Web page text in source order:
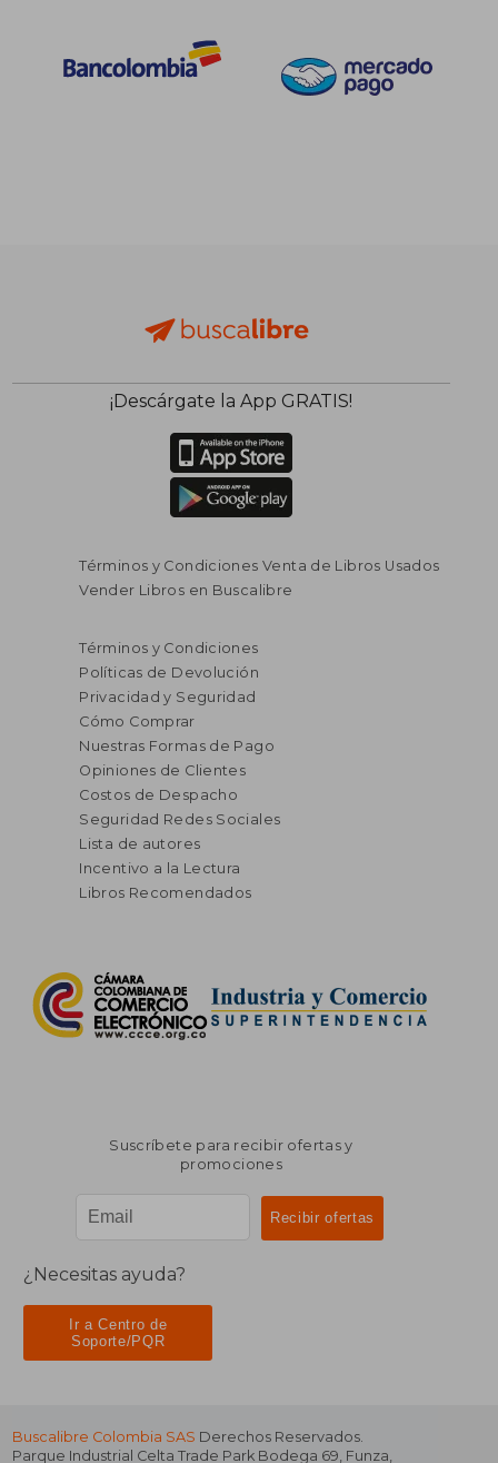
¡Descárgate la App GRATIS!
Términos y Condiciones Venta de Libros Usados
Vender Libros en Buscalibre
Términos y Condiciones
Políticas de Devolución
Privacidad y Seguridad
Cómo Comprar
Nuestras Formas de Pago
Opiniones de Clientes
Costos de Despacho
Seguridad Redes Sociales
Lista de autores
Incentivo a la Lectura
Libros Recomendados
Suscríbete para recibir ofertas y
promociones
¿Necesitas ayuda?
Ir a Centro de
Soporte/PQR
Buscalibre Colombia SAS Derechos Reservados.
Parque Industrial Celta Trade Park Bodega 69, Funza,